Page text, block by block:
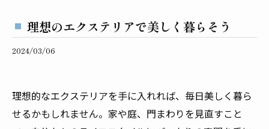
理想のエクステリアで美しく暮らそう
2024/03/06
理想的なエクステリアを手に入れれば、毎日美しく暮ら
せるかもしれません。家や庭、門まわりを見直すこと